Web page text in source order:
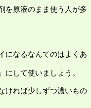
を原液のまま使う人が多
になるなんてのはよくあ
して使いましょう。
ければ少しずつ濃いもの